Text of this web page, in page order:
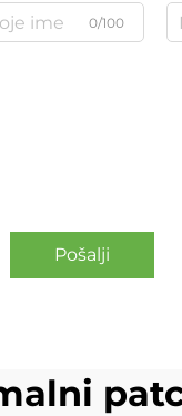
0/100
Pošalji